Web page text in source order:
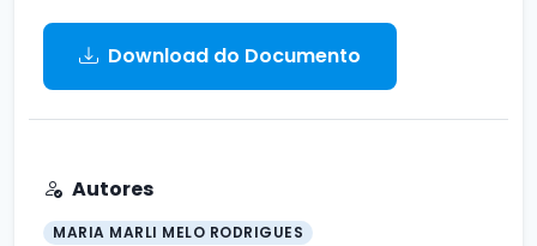
Download do Documento
Autores
MARIA MARLI MELO RODRIGUES